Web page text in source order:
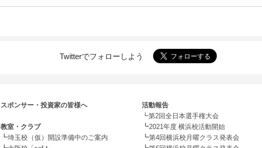
Twitterでフォローしよう
スポンサー・投資家の皆様へ
教室・クラブ
┗埼玉校（仮）開設準備中のご案内
活動報告
┗第2回全日本選手権大会
┗2021年度 横浜校活動開始
┗第4回横浜校月曜クラス発表会